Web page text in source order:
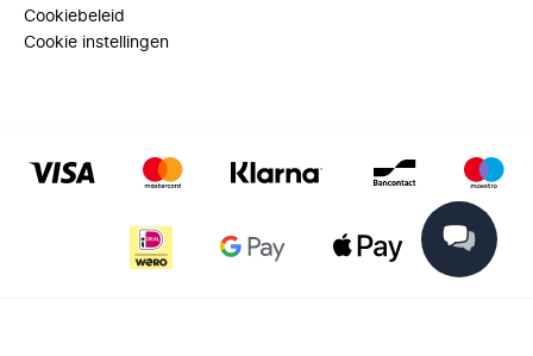
Cookiebeleid
Cookie instellingen